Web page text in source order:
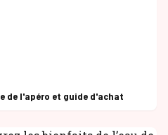
de l'apéro et guide d'achat